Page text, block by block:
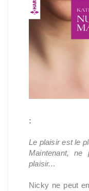
:
Le plaisir est le
Maintenant, ne
plaisir...
Nicky ne peut